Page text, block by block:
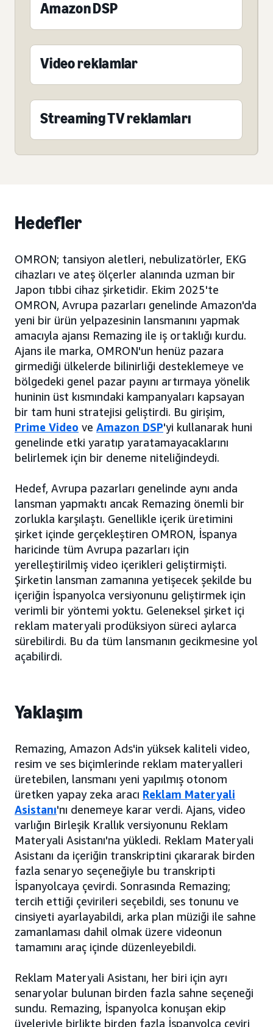
Amazon DSP
Video reklamlar
Streaming TV reklamları
Hedefler
OMRON; tansiyon aletleri, nebulizatörler, EKG
cihazları ve ateş ölçerler alanında uzman bir
Japon tıbbi cihaz şirketidir. Ekim 2025'te
OMRON, Avrupa pazarları genelinde Amazon'da
yeni bir ürün yelpazesinin lansmanını yapmak
amacıyla ajansı Remazing ile iş ortaklığı kurdu.
Ajans ile marka, OMRON'un henüz pazara
girmediği ülkelerde bilinirliği desteklemeye ve
bölgedeki genel pazar payını artırmaya yönelik
huninin üst kısmındaki kampanyaları kapsayan
bir tam huni stratejisi geliştirdi. Bu girişim,
Prime Video ve Amazon DSP'yi kullanarak huni
genelinde etki yaratıp yaratamayacaklarını
belirlemek için bir deneme niteliğindeydi.
Hedef, Avrupa pazarları genelinde aynı anda
lansman yapmaktı ancak Remazing önemli bir
zorlukla karşılaştı. Genellikle içerik üretimini
şirket içinde gerçekleştiren OMRON, İspanya
haricinde tüm Avrupa pazarları için
yerelleştirilmiş video içerikleri geliştirmişti.
Şirketin lansman zamanına yetişecek şekilde bu
içeriğin İspanyolca versiyonunu geliştirmek için
verimli bir yöntemi yoktu. Geleneksel şirket içi
reklam materyali prodüksiyon süreci aylarca
sürebilirdi. Bu da tüm lansmanın gecikmesine yol
açabilirdi.
Yaklaşım
Remazing, Amazon Ads'in yüksek kaliteli video,
resim ve ses biçimlerinde reklam materyalleri
üretebilen, lansmanı yeni yapılmış otonom
üretken yapay zeka aracı Reklam Materyali
Asistanı'nı denemeye karar verdi. Ajans, video
varlığın Birleşik Krallık versiyonunu Reklam
Materyali Asistanı'na yükledi. Reklam Materyali
Asistanı da içeriğin transkriptini çıkararak birden
fazla senaryo seçeneğiyle bu transkripti
İspanyolcaya çevirdi. Sonrasında Remazing;
tercih ettiği çevirileri seçebildi, ses tonunu ve
cinsiyeti ayarlayabildi, arka plan müziği ile sahne
zamanlaması dahil olmak üzere videonun
tamamını araç içinde düzenleyebildi.
Reklam Materyali Asistanı, her biri için ayrı
senaryolar bulunan birden fazla sahne seçeneği
sundu. Remazing, İspanyolca konuşan ekip
üyeleriyle birlikte birden fazla İspanyolca çeviri